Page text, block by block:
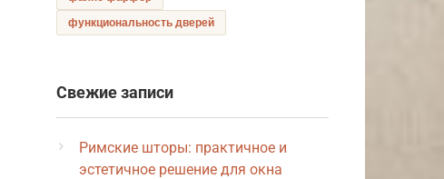
функциональность дверей
Свежие записи
Римские шторы: практичное и
эстетичное решение для окна